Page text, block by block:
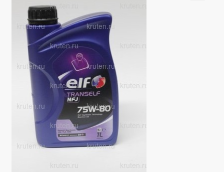
Политика в отношении обработки персональных
данных
Производители
Юридические данные